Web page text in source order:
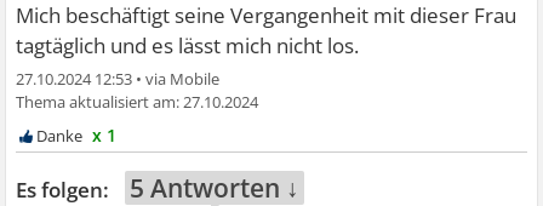
Mich beschäftigt seine Vergangenheit mit dieser Frau
tagtäglich und es lässt mich nicht los.
27.10.2024 12:53 •
27.10.2024
x 1
5 Antworten ↓